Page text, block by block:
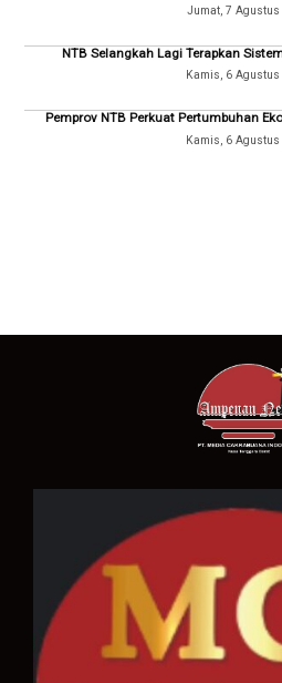
Jumat, 7 Agustus
NTB Selangkah Lagi Terapkan
Kamis, 6
Pemprov NTB Perkuat Pertumbuhan
Kamis, 6